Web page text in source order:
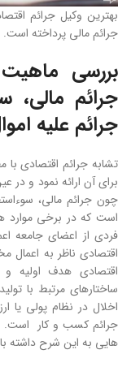
بهترین وکیل جرائم
جرائم مالی پرداخته است.
بررسی
جرائم مالی،
جرائم علیه
تشابه جرائم اقتصادی
برای آن ارائه نمود و در
چون جرائم مالی،
است که در برخی موارد
فردی از اعضای جامعه
اقتصادی ناظر به
اقتصادی هدف اولیه
ساختارهای مرتبط با
اخلال در نظام پولی یا
جرائم کسب و کار است.
هایی به این شرح داشته